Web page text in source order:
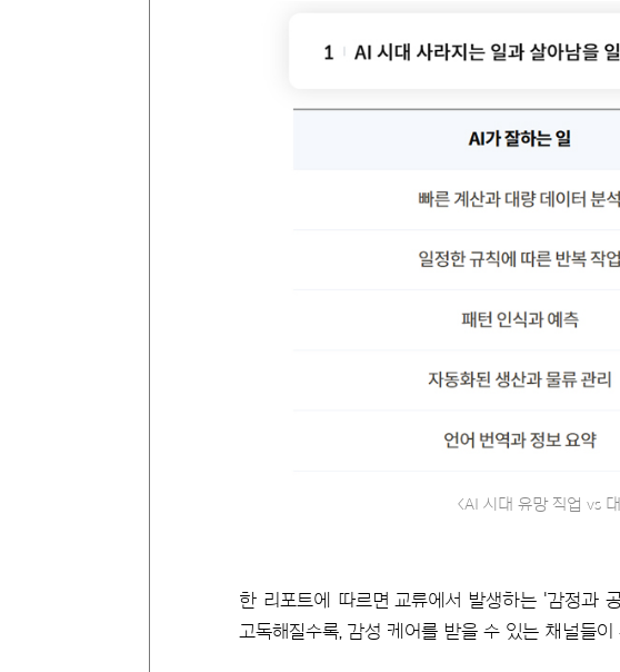
<AI 시대 유망 직업 vs
한 리포트에 따르면 교류에서 발생하는 '감정과
고독해질수록, 감성 케어를 받을 수 있는 채널들